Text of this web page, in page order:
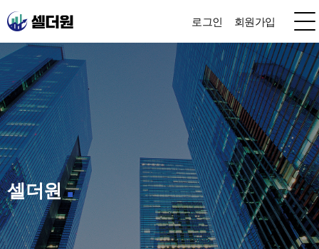
로그인 회원가입
셀더원